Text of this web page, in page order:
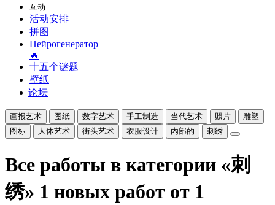
互动
活动安排
拼图
Нейрогенератор
🔥
十五个谜题
壁纸
论坛
画报艺术 图纸 数字艺术 手工制造 当代艺术 照片
雕塑
图标
人体艺术 街头艺术 衣服设计 内部的 刺绣
Все работы в категории «刺
绣» 1 новых работ от 1